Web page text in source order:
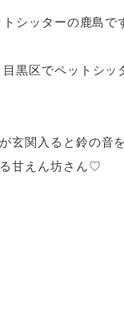
シッターの鹿島で
黒区でペットシ
玄関入ると鈴の音
甘えん坊さん♡